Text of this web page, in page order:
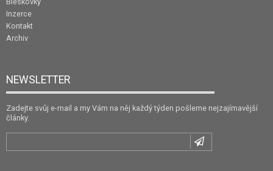
Inzerce
Kontakt
Archiv
NEWSLETTER
Zadejte svůj e-mail a my Vám na něj každý týden pošleme nejzajímavější
články.